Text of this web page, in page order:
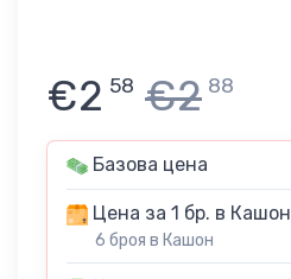
€2 58 €2 88
Базова цена
Цена за 1 бр. в Кашон
6 броя в Кашон